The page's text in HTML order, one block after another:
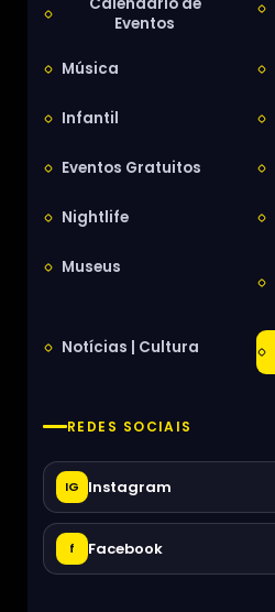
Eventos
Música
Infantil
Eventos Gratuitos
Nightlife
Museus
Notícias | Cultura
REDES SOCIAIS
IG Instagram
f Facebook